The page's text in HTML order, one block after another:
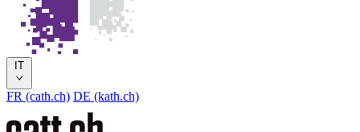
IT
FR (cath.ch) DE (kath.ch)